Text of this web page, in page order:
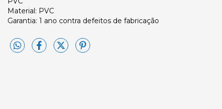
Material: PVC
Garantia: 1 ano contra defeitos de fabricação